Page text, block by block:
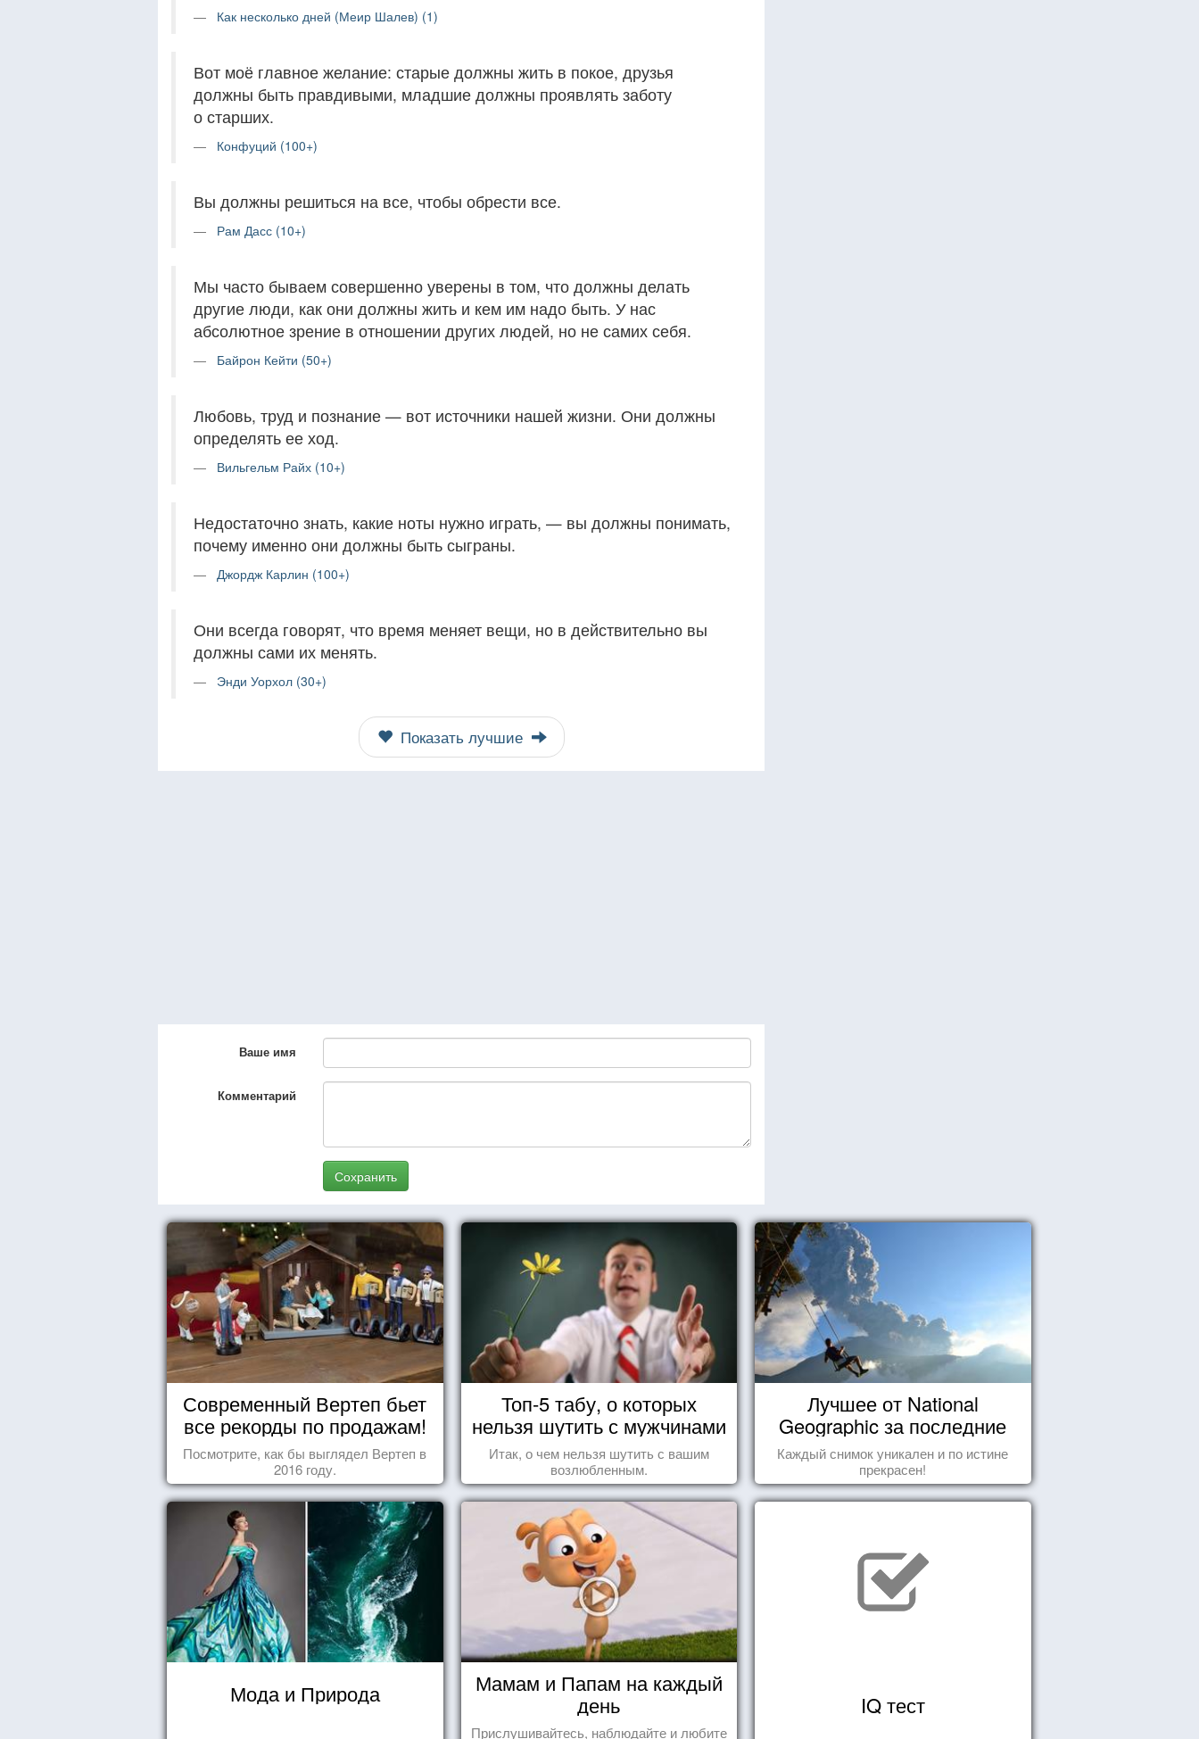
Как несколько дней (Меир Шалев) (1)
Вот моё главное желание: старые должны жить в покое, друзья
должны быть правдивыми, младшие должны проявлять заботу
о старших.
Конфуций (100+)
Вы должны решиться на все, чтобы обрести все.
Рам Дасс (10+)
Мы часто бываем совершенно уверены в том, что должны делать
другие люди, как они должны жить и кем им надо быть. У нас
абсолютное зрение в отношении других людей, но не самих себя.
Байрон Кейти (50+)
Любовь, труд и познание — вот источники нашей жизни. Они должны
определять ее ход.
Вильгельм Райх (10+)
Недостаточно знать, какие ноты нужно играть, — вы должны понимать,
почему именно они должны быть сыграны.
Джордж Карлин (100+)
Они всегда говорят, что время меняет вещи, но в действительно вы
должны сами их менять.
Энди Уорхол (30+)
Показать лучшие
Ваше имя
Комментарий
Сохранить
Современный Вертеп бьет
все рекорды по продажам!
Посмотрите, как бы выглядел Вертеп в
2016 году.
Топ-5 табу, о которых
нельзя шутить с мужчинами
Итак, о чем нельзя шутить с вашим
возлюбленным.
Лучшее от National
Geographic за последние
пару лет
Каждый снимок уникален и по истине
прекрасен!
Мода и Природа
Мамам и Папам на каждый
день
Прислушивайтесь, наблюдайте и любите
IQ тест